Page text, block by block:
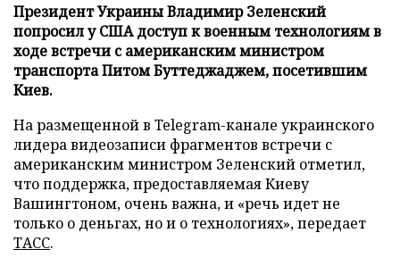
Президент Украины Владимир Зеленский
попросил у США доступ к военным технологиям в
ходе встречи с американским министром
транспорта Питом Буттеджаджем, посетившим
Киев.
На размещенной в Telegram-канале украинского
лидера видеозаписи фрагментов встречи с
американским министром Зеленский отметил,
что поддержка, предоставляемая Киеву
Вашингтоном, очень важна, и «речь идет не
только о деньгах, но и о технологиях», передает
ТАСС.